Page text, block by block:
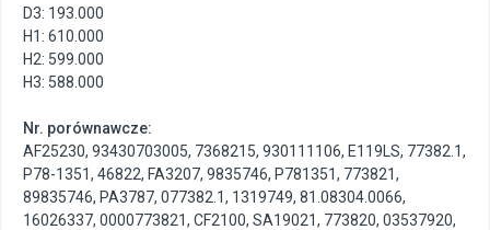
D3: 193.000
H1: 610.000
H2: 599.000
H3: 588.000
Nr. porównawcze:
AF25230, 93430703005, 7368215, 930111106, E119LS, 77382.1,
P78-1351, 46822, FA3207, 9835746, P781351, 773821,
89835746, PA3787, 077382.1, 1319749, 81.08304.0066,
16026337, 0000773821, CF2100, SA19021, 773820, 03537920,